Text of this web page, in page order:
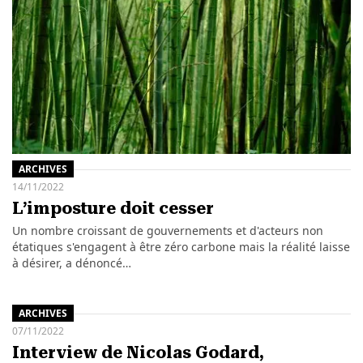
ARCHIVES
14/11/2022
L’imposture doit cesser
Un nombre croissant de gouvernements et d'acteurs non
étatiques s'engagent à être zéro carbone mais la réalité laisse
à désirer, a dénoncé…
ARCHIVES
07/11/2022
Interview de Nicolas Godard,